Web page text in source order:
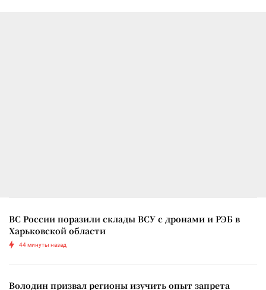
ВС России поразили склады ВСУ с дронами и РЭБ в
Харьковской области
44 минуты назад
Володин призвал регионы изучить опыт запрета